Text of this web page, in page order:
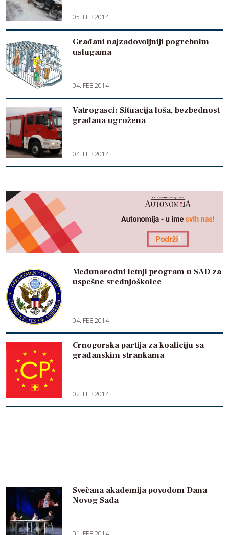
05. FEB 2014
Građani najzadovoljniji pogrebnim
uslugama
04. FEB 2014
Vatrogasci: Situacija loša, bezbednost
građana ugrožena
04. FEB 2014
Međunarodni letnji program u SAD za
uspešne srednjoškolce
04. FEB 2014
Crnogorska partija za koaliciju sa
građanskim strankama
02. FEB 2014
Svečana akademija povodom Dana
Novog Sada